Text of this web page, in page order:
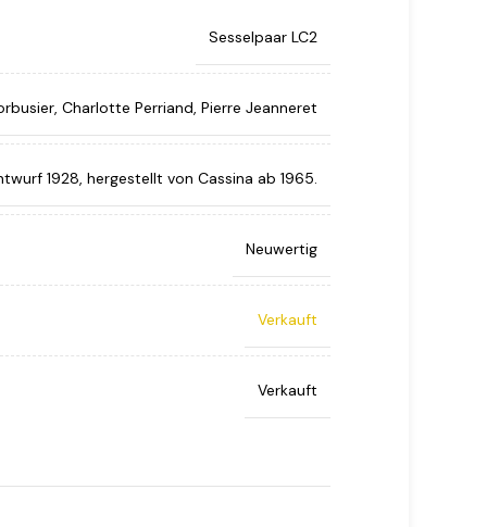
Sesselpaar LC2
Charlotte Perriand, Pierre Jeanneret
1928, hergestellt von Cassina ab 1965.
Neuwertig
Verkauft
Verkauft